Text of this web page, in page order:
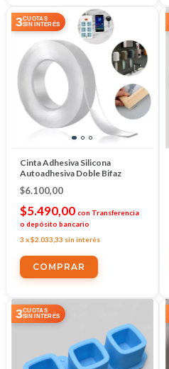
3CUOTAS
SIN INTERÉS
Cinta Adhesiva Silicona
Autoadhesiva Doble Bifaz
$6.100,00
$5.490,00 con Transferencia
o depósito bancario
3 x$2.033,33 sin interés
COMPRAR
3CUOTAS
SIN INTERÉS